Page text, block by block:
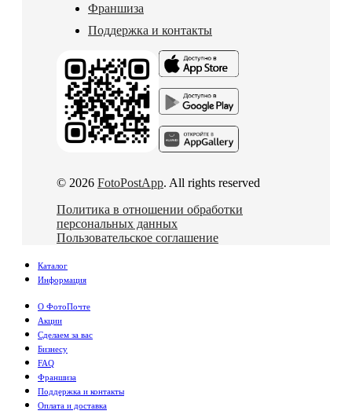
Франшиза
Поддержка и контакты
© 2026 FotoPostApp. All rights reserved
Политика в отношении обработки
персональных данных
Пользовательское соглашение
Каталог
Информация
О ФотоПочте
Акции
Сделаем за вас
Бизнесу
FAQ
Франшиза
Поддержка и контакты
Оплата и доставка